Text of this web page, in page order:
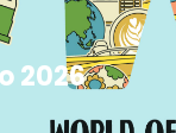
2026